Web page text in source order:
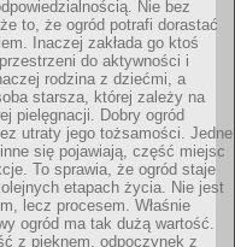
Nie bez
to, że ogród potrafi dorastać
Inaczej zakłada go ktoś
do aktywności i
rodzina z dziećmi, a
starsza, której zależy na
pielęgnacji. Dobry ogród
utraty jego tożsamości. Jedne
się pojawiają, część miejsc
To sprawia, że ogród staje
etapach życia. Nie jest
lecz procesem. Właśnie
ogród ma tak dużą wartość.
z pięknem, odpoczynek z